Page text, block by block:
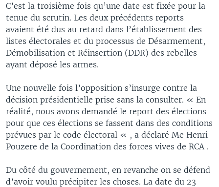
C’est la troisième fois qu’une date est fixée pour la
tenue du scrutin. Les deux précédents reports
avaient été dus au retard dans l’établissement des
listes électorales et du processus de Désarmement,
Démobilisation et Réinsertion (DDR) des rebelles
ayant déposé les armes.
Une nouvelle fois l’opposition s’insurge contre la
décision présidentielle prise sans la consulter. « En
réalité, nous avons demandé le report des élections
pour que ces élections se fassent dans des conditions
prévues par le code électoral « , a déclaré Me Henri
Pouzere de la Coordination des forces vives de RCA .
Du côté du gouvernement, en revanche on se défend
d’avoir voulu précipiter les choses. La date du 23